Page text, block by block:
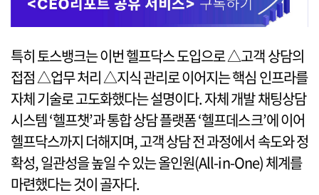
특히 토스뱅크는 이번 헬프닥스 도입으로 △고객 상담의
접점 △업무 처리 △지식 관리로 이어지는 핵심 인프라를
자체 기술로 고도화했다는 설명이다. 자체 개발 채팅상담
시스템 ‘헬프챗’과 통합 상담 플랫폼 ‘헬프데스크’에 이어
헬프닥스까지 더해지며, 고객 상담 전 과정에서 속도와 정
확성, 일관성을 높일 수 있는 올인원(All-in-One) 체계를
마련했다는 것이 골자다.